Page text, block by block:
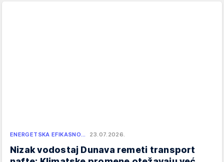
ENERGETSKA EFIKASNO… 23.07.2026.
Nizak vodostaj Dunava remeti transport